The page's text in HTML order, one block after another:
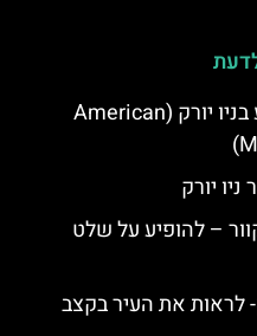
מוזיאון ההיסטוריה של הטבע בניו יורק (American
ניו יורק
– להופיע על שלט
לראות את העיר בקצב